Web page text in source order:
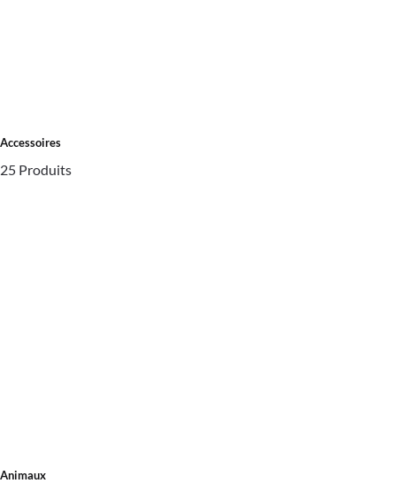
Accessoires
25 Produits
Animaux